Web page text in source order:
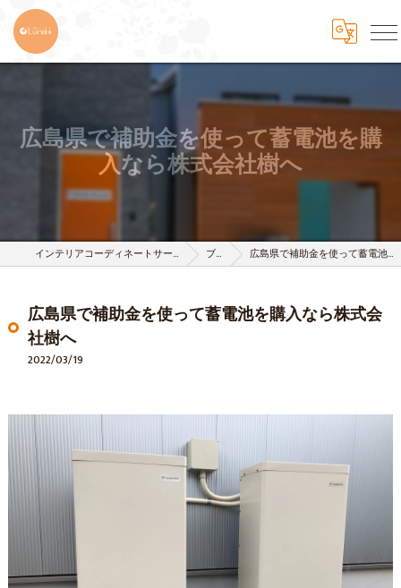
広島県で補助金を使って蓄電池を購
入なら株式会社樹へ
インテリアコーディネートサービスは株式会社 樹-itsuki- ブログ 広島県で補助金を使って蓄電池を購入なら株式会社樹へ
広島県で補助金を使って蓄電池を購入なら株式会
社樹へ
2022/03/19